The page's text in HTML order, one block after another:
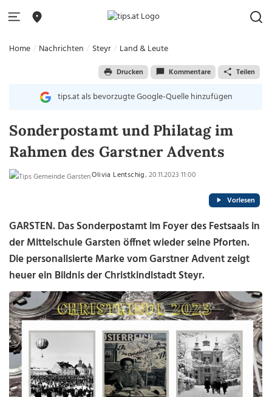
Home Nachrichten Steyr Land & Leute
Drucken Kommentare Teilen
tips.at als bevorzugte Google-Quelle hinzufügen
Sonderpostamt und Philatag im
Rahmen des Garstner Advents
Olivia Lentschig, 20.11.2023 11:00
Vorlesen
GARSTEN. Das Sonderpostamt im Foyer des Festsaals in
der Mittelschule Garsten öffnet wieder seine Pforten.
Die personalisierte Marke vom Garstner Advent zeigt
heuer ein Bildnis der Christkindlstadt Steyr.